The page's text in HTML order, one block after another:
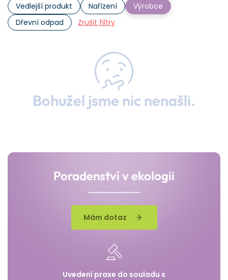
Vedlejší produkt
Nařízení
Výrobce
Dřevní odpad
Zrušit filtry
Bohužel jsme nic nenašli.
Poradenství v ekologii
Mám dotaz
Uvedení praxe do souladu s